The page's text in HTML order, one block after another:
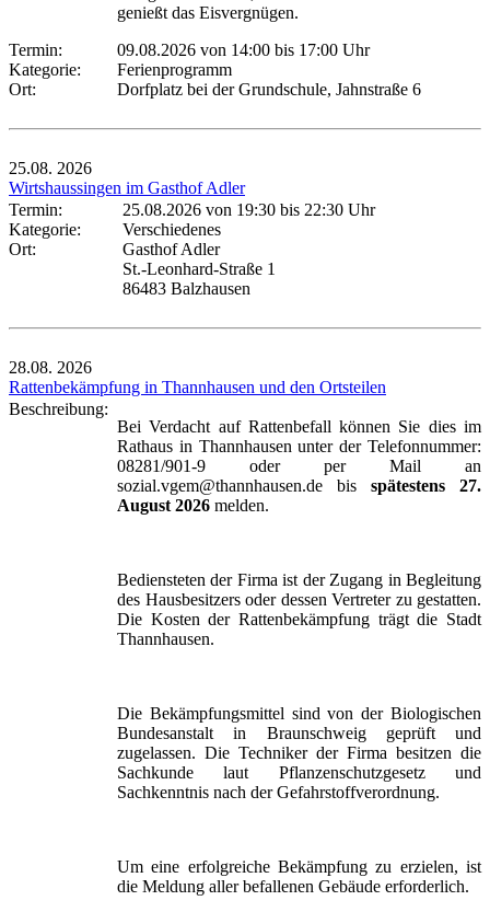
genießt das Eisvergnügen.
Termin:
09.08.2026 von 14:00 bis 17:00 Uhr
Kategorie:
Ferienprogramm
Ort:
Dorfplatz bei der Grundschule, Jahnstraße 6
25.08. 2026
Wirtshaussingen im Gasthof Adler
Termin:
25.08.2026 von 19:30 bis 22:30 Uhr
Kategorie:
Verschiedenes
Ort:
Gasthof Adler
St.-Leonhard-Straße 1
86483 Balzhausen
28.08. 2026
Rattenbekämpfung in Thannhausen und den Ortsteilen
Beschreibung:
Bei Verdacht auf Rattenbefall können Sie dies im
Rathaus in Thannhausen unter der Telefonnummer:
08281/901-9 oder per Mail an
sozial.vgem@thannhausen.de bis spätestens 27.
August 2026 melden.
Bediensteten der Firma ist der Zugang in Begleitung
des Hausbesitzers oder dessen Vertreter zu gestatten.
Die Kosten der Rattenbekämpfung trägt die Stadt
Thannhausen.
Die Bekämpfungsmittel sind von der Biologischen
Bundesanstalt in Braunschweig geprüft und
zugelassen. Die Techniker der Firma besitzen die
Sachkunde laut Pflanzenschutzgesetz und
Sachkenntnis nach der Gefahrstoffverordnung.
Um eine erfolgreiche Bekämpfung zu erzielen, ist
die Meldung aller befallenen Gebäude erforderlich.